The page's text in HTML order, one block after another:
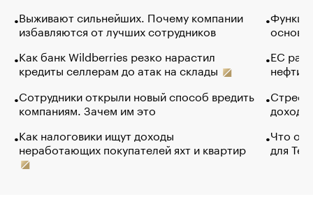
Выживают сильнейших. Почему компании
избавляются от лучших сотрудников
Как банк Wildberries резко нарастил
кредиты селлерам до атак на склады
Сотрудники открыли новый способ вредить
компаниям. Зачем им это
Как налоговики ищут доходы
неработающих покупателей яхт и квартир
основ
ЕС
нефти
Что
для